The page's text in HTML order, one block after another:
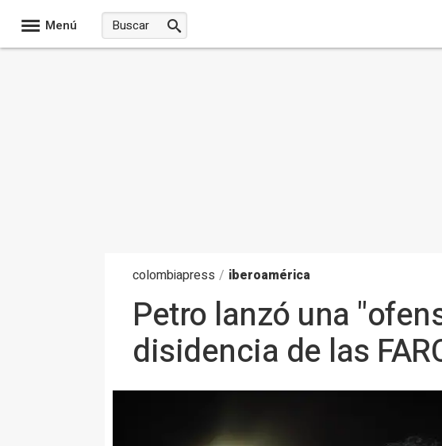
Menú
colombiapress / iberoamérica
Petro lanzó una
disidencia de las